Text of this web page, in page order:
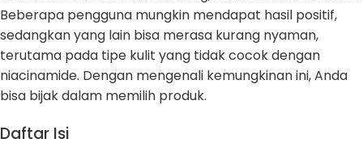
Beberapa pengguna mungkin mendapat hasil positif,
sedangkan yang lain bisa merasa kurang nyaman,
terutama pada tipe kulit yang tidak cocok dengan
niacinamide. Dengan mengenali kemungkinan ini, Anda
bisa bijak dalam memilih produk.
Daftar Isi